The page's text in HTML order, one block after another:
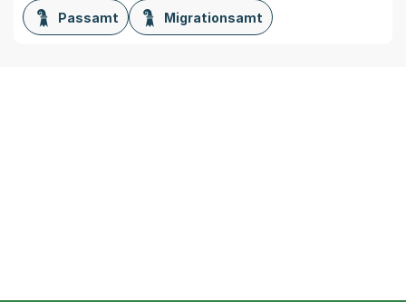
Passamt Migrationsamt